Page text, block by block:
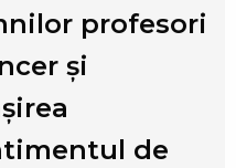
profesori
şi
de